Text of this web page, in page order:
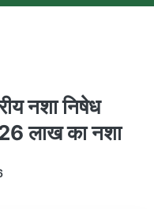
नशा निषेध
लाख का नशा